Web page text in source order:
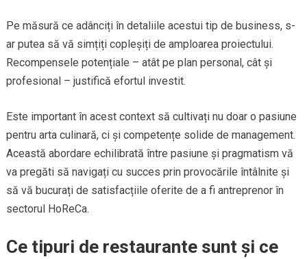
Pe măsură ce adânciți în detaliile acestui tip de business, s-
ar putea să vă simțiți copleșiți de amploarea proiectului.
Recompensele potențiale – atât pe plan personal, cât și
profesional – justifică efortul investit.
Este important în acest context să cultivați nu doar o pasiune
pentru arta culinară, ci și competențe solide de management.
Această abordare echilibrată între pasiune și pragmatism vă
va pregăti să navigați cu succes prin provocările întâlnite și
să vă bucurați de satisfacțiile oferite de a fi antreprenor în
sectorul HoReCa.
Ce tipuri de restaurante sunt și ce